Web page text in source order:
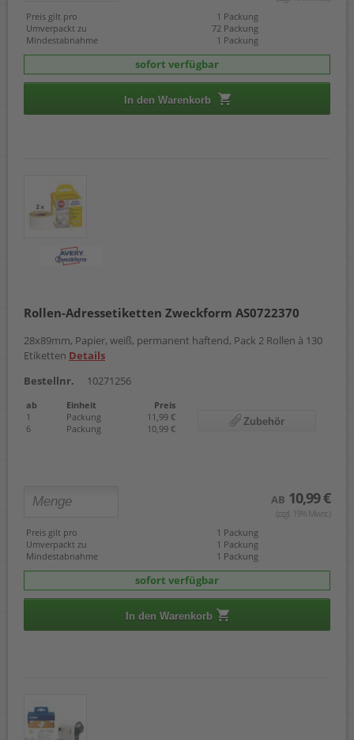
Preis gilt pro
1 Packung
Umverpackt zu
72 Packung
Mindestabnahme
1 Packung
sofort verfügbar
In den Warenkorb
Rollen-Adressetiketten Zweckform AS0722370
28x89mm, Papier, weiß, permanent haftend, Pack 2 Rollen à 130
Etiketten Details
Bestellnr.
10271256
ab Einheit
Preis
1
Packung
11,99 €
6
Packung 10,99 €
Zubehör
AB 10,99 €
(zzgl. 19% Mwst.)
Preis gilt pro
1 Packung
Umverpackt zu
1 Packung
Mindestabnahme
1 Packung
sofort verfügbar
In den Warenkorb